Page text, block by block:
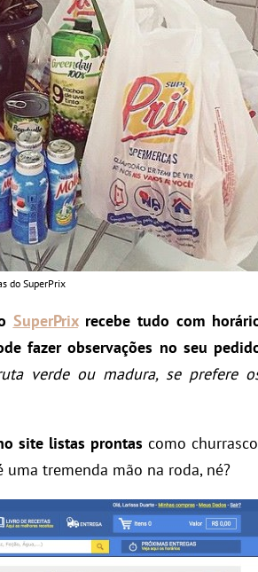
do SuperPrix
SuperPrixrecebe tudo com
fazer observações no seu
verde ou madura, se prefere
site listas prontas como
tremenda mão na roda, né?